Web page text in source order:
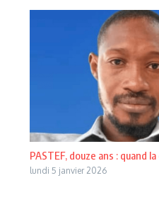
PASTEF, douze ans : quand
lundi 5 janvier 2026